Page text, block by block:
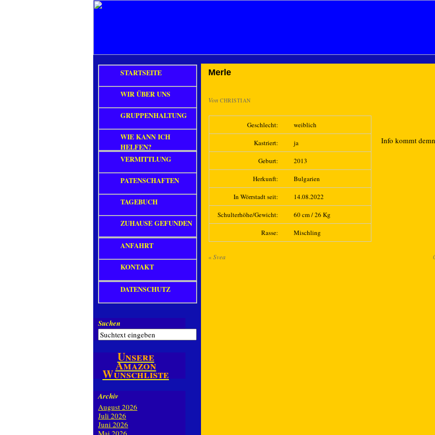
Merle
Von CHRISTIAN
Geschlecht: weiblich
Kastriert: ja
Geburt: 2013
Herkunft: Bulgarien
In Wörrstadt seit: 14.08.2022
Schulterhöhe/Gewicht: 60 cm / 26 Kg
Rasse: Mischling
Info kommt
« Svea
STARTSEITE
WIR ÜBER UNS
GRUPPENHALTUNG
WIE KANN ICH
HELFEN?
VERMITTLUNG
PATENSCHAFTEN
TAGEBUCH
ZUHAUSE GEFUNDEN
ANFAHRT
KONTAKT
DATENSCHUTZ
Suchen
Unsere
Amazon
Wunschliste
Archiv
August 2026
Juli 2026
Juni 2026
Mai 2026